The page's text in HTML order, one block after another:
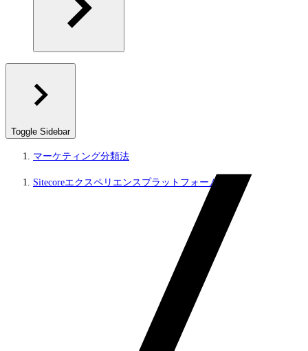
Toggle Sidebar
マーケティング分類法
Sitecoreエクスペリエンスプラットフォーム